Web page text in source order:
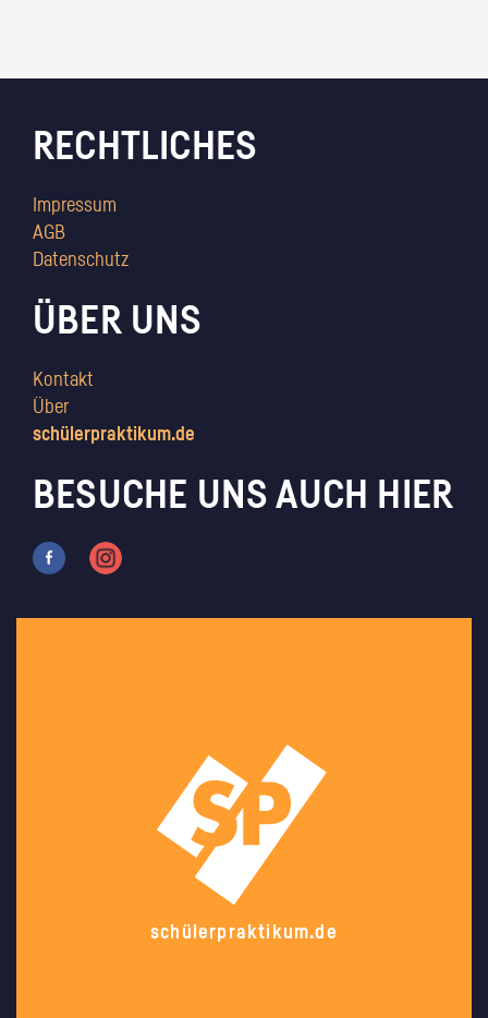
RECHTLICHES
Impressum
AGB
Datenschutz
ÜBER UNS
Kontakt
Über
schülerpraktikum.de
BESUCHE UNS AUCH HIER
schülerpraktikum.de